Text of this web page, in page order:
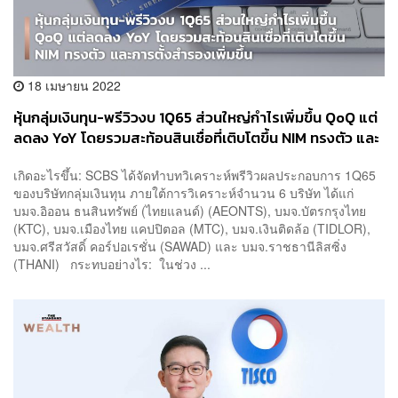
18 เมษายน 2022
หุ้นกลุ่มเงินทุน-พรีวิวงบ 1Q65 ส่วนใหญ่กำไรเพิ่มขึ้น QoQ แต่
ลดลง YoY โดยรวมสะท้อนสินเชื่อที่เติบโตขึ้น NIM ทรงตัว และ
เกิดอะไรขึ้น: SCBS ได้จัดทำบทวิเคราะห์พรีวิวผลประกอบการ 1Q65
ของบริษัทกลุ่มเงินทุน ภายใต้การวิเคราะห์จำนวน 6 บริษัท ได้แก่
บมจ.อิออน ธนสินทรัพย์ (ไทยแลนด์) (AEONTS), บมจ.บัตรกรุงไทย
(KTC), บมจ.เมืองไทย แคปปิตอล (MTC), บมจ.เงินติดล้อ (TIDLOR),
บมจ.ศรีสวัสดิ์ คอร์ปอเรชั่น (SAWAD) และ บมจ.ราชธานีลิสซิ่ง
(THANI) กระทบอย่างไร: ในช่วง ...